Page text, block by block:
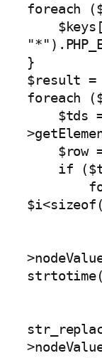
foreach
}
$result
foreach